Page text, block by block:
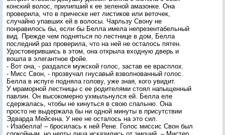
конский волос, прилипший к ее зеленой амазонке. Она
проверила, что в прическе нет листиков или веточек,
случайно упавших ей в волосы. Чарльзу Свону не
понравилось бы, если бы Белла имела непрезентабельный
вид. Прежде чем подняться по лестнице в дом, Белла
последний раз проверила, что на ней не осталось пятен.
Удостоверившись в этом, она открыла входную дверь и
вошла в элегантное фойе.
- Вот она, - раздался мужской голос, застав ее врасплох.
- Мисс Свон, - прозвучал гнусавый взволнованный голос.
Белла в испуге подняла голову, уже зная, кого увидит.
У мраморной лестницы с ее родителями стоял напыщенный
павлин. Он высокомерно ухмыльнулся ей. Белла еле
сдержалась, чтобы не кинуться в свою спальню. Она
просто не выдержала бы ни одной минуты в присутствии
Эдварда Мейсена. У нее не осталось на это сил.
- Изабелла! – бросилась к ней Рене. Голос миссис Свон был